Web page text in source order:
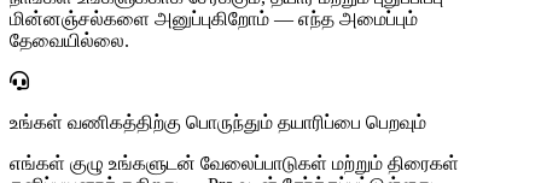
மின்னஞ்சல்களை அனுப்புகிறோம் — எந்த அமைப்பும்
தேவையில்லை.
உங்கள் வணிகத்திற்கு பொருந்தும் தயாரிப்பை பெறவும்
எங்கள் குழு உங்களுடன் வேலைப்பாடுகள் மற்றும் திரைகள்